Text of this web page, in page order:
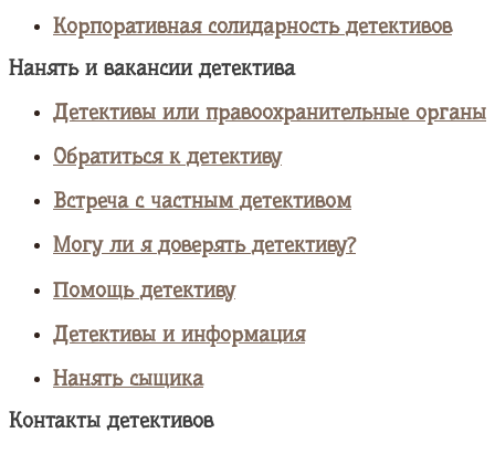
Корпоративная солидарность детективов
Нанять и вакансии детектива
Детективы или правоохранительные органы
Обратиться к детективу
Встреча с частным детективом
Могу ли я доверять детективу?
Помощь детективу
Детективы и информация
Нанять сыщика
Контакты детективов